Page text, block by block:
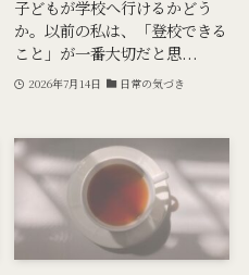
子どもが学校へ行けるかどう
か。以前の私は、「登校できる
こと」が一番大切だと思...
2026年7月14日 日常の気づき